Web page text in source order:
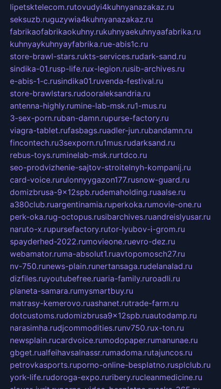
lipetsktelecom.rutovudyi4kuhnyanazakaz.ru
seksuzb.ruguzywia4kuhnyanazakaz.ru
fabrikaofabrikaokuhny.rukuhnyaekuhnyaafabrika.ru
kuhnyaykuhnyayfabrika.rue-abis1c.ru
store-brawl-stars.rukts-services.rudark-sand.ru
sindika-01.rusp-life.rux-legion.rusib-archives.ru
e-abis-1-c.rusindika01.ruvenda-festival.ru
store-brawlstars.rudooraleksandria.ru
antenna-highly.rumine-lab-msk.ru1-mus.ru
3-sex-porn.ruban-damn.rupurse-factory.ru
viagra-tablet.rufasbags.ruadler-jun.rubandamn.ru
fincontech.ru3sexporn.ru1mus.rudarksand.ru
rebus-toys.ruminelab-msk.rurtdco.ru
seo-prodvizhenie-sajtov-stroitelnyh-kompanij.ru
card-voice.rurulonnyygazon177.rusnow-guard.ru
domizbrusa-9x12spb.rudemaholding.ruaalse.ru
a380club.ruargentinamia.ruperkoka.rumovie-one.ru
perk-oka.rug-octopus.rusibarchives.ruandreislyusar.ru
naruto-x.rupursefactory.rutor-lyubov-i-grom.ru
spayderhed-2022.rumovieone.ruevro-dez.ru
webamator.ruma-absolut1.ruavtopomosch27.ru
nv-750.runews-plain.runertansaga.rudelanalad.ru
dizfiles.ruyoutubefree.ruaria-family.ruroadli.ru
planeta-samara.rumysmartbuy.ru
matrasy-kemerovo.ruashanet.rutrade-farm.ru
dotcustoms.rudomizbrusa9x12spb.ruautodamp.ru
narasimha.rudjcommodities.runv750.rux-ton.ru
newsplain.rucardvoice.rumodopaper.rumanunae.ru
gbget.rualfeihavsalnassr.rumadoma.rutajuncos.ru
petrovkasports.ruporno-online-besplatno.rusplclub.ru
york-life.rudoroga-expo.ruribery.rucleanmedicine.ru